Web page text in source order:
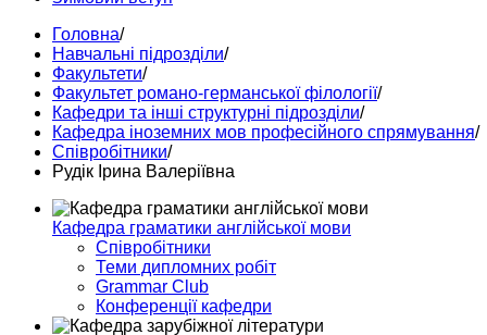
Головна/
Навчальні підрозділи/
Факультети/
Факультет романо-германської філології/
Кафедри та інші структурні підрозділи/
Кафедра іноземних мов професійного спрямування/
Співробітники/
Рудік Ірина Валеріївна
Кафедра граматики англійської мови
Співробітники
Теми дипломних робіт
Grammar Club
Конференції кафедри